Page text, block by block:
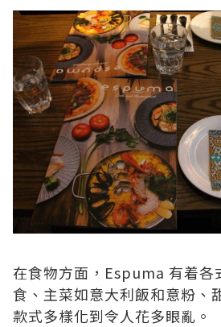
在食物方面，Espuma 有着各
食、主菜如意大利飯和意粉、
款式多樣化到令人花多眼亂。